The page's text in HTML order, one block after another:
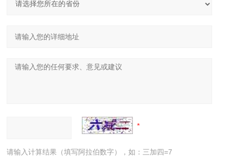
请输入计算结果（填写阿拉伯数字），如：三加四=7